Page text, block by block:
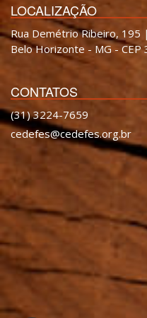
LOCALIZAÇÃO
Rua Demétrio Ribeiro, 195
Belo Horizonte - MG - CEP
CONTATOS
(31) 3224-7659
cedefes@cedefes.org.br